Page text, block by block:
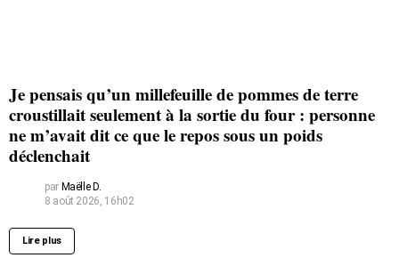
Je pensais qu’un millefeuille de pommes de terre
croustillait seulement à la sortie du four : personne
ne m’avait dit ce que le repos sous un poids
déclenchait
par Maëlle D.
8 août 2026, 16h02
Lire plus